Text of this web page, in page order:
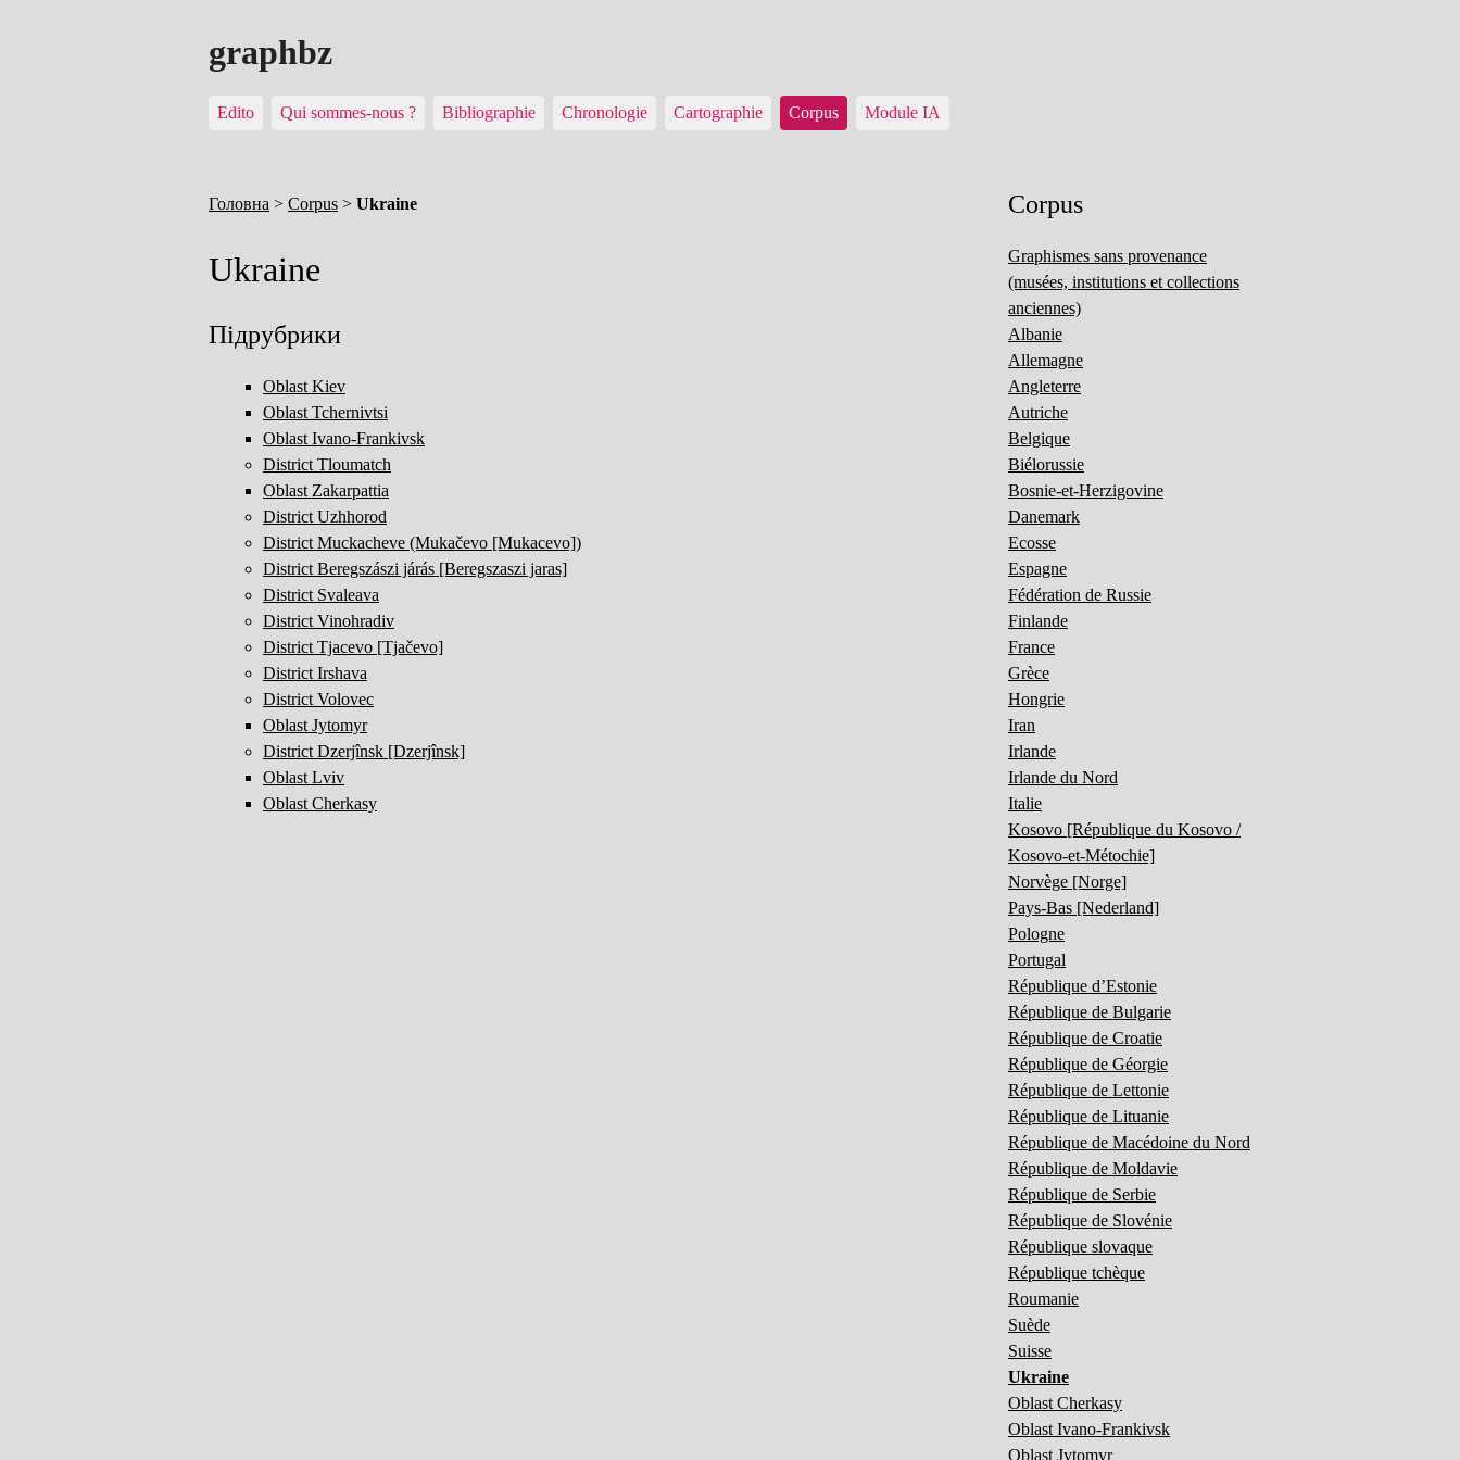
graphbz
Edito Qui sommes-nous ? Bibliographie Chronologie Cartographie Corpus Module IA
Головна > Corpus > Ukraine
Ukraine
Підрубрики
Oblast Kiev
Oblast Tchernivtsi
Oblast Ivano-Frankivsk
District Tloumatch
Oblast Zakarpattia
District Uzhhorod
District Muckacheve (Mukačevo [Mukacevo])
District Beregszászi járás [Beregszaszi jaras]
District Svaleava
District Vinohradiv
District Tjacevo [Tjačevo]
District Irshava
District Volovec
Oblast Jytomyr
District Dzerjînsk [Dzerjînsk]
Oblast Lviv
Oblast Cherkasy
Corpus
Graphismes sans provenance
(musées, institutions et collections
anciennes)
Albanie
Allemagne
Angleterre
Autriche
Belgique
Biélorussie
Bosnie-et-Herzigovine
Danemark
Ecosse
Espagne
Fédération de Russie
Finlande
France
Grèce
Hongrie
Iran
Irlande
Irlande du Nord
Italie
Kosovo [République du Kosovo /
Kosovo-et-Métochie]
Norvège [Norge]
Pays-Bas [Nederland]
Pologne
Portugal
République d’Estonie
République de Bulgarie
République de Croatie
République de Géorgie
République de Lettonie
République de Lituanie
République de Macédoine du Nord
République de Moldavie
République de Serbie
République de Slovénie
République slovaque
République tchèque
Roumanie
Suède
Suisse
Ukraine
Oblast Cherkasy
Oblast Ivano-Frankivsk
Oblast Jytomyr